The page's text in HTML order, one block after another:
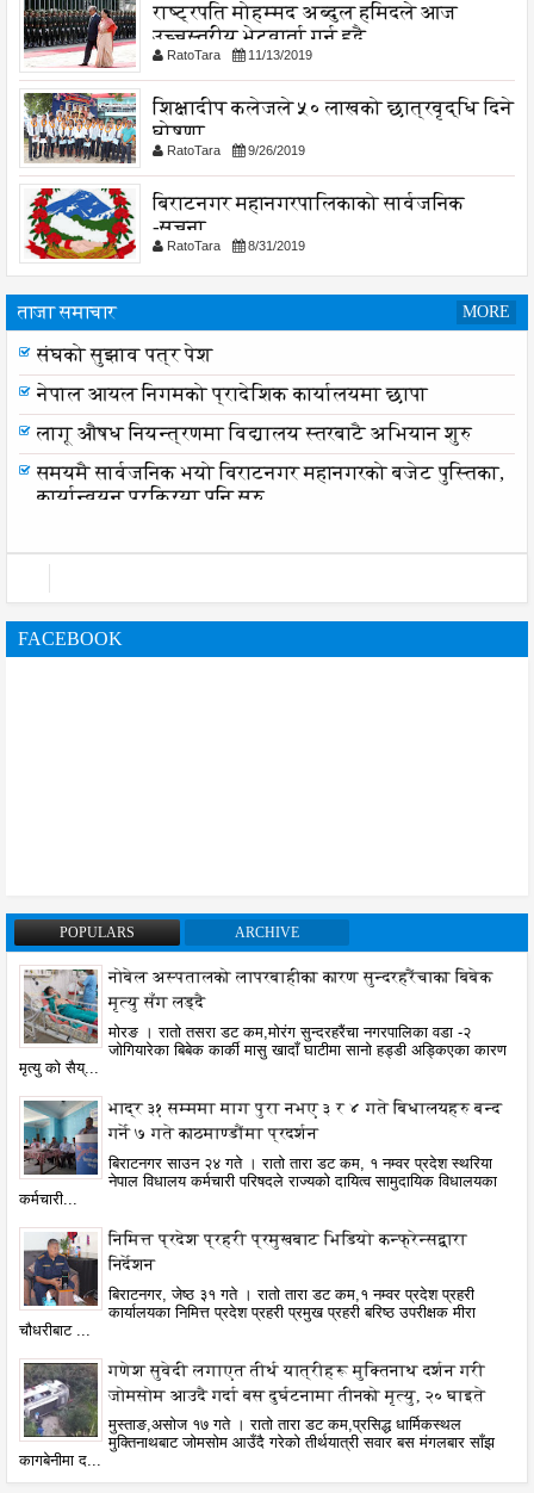
राष्ट्रपति मोहम्मद अब्दुल हमिदले आज
उच्चस्तरीय भेटवार्ता गर्नु हुदै,
RatoTara 11/13/2019
शिक्षादीप कलेजले ५० लाखको छात्रवृद्धि दिने
घोषणा
RatoTara 9/26/2019
बिराटनगर महानगरपालिकाको सार्वजनिक
-सुचना
RatoTara 8/31/2019
ताजा समाचार MORE
संघको सुझाव पत्र पेश
नेपाल आयल निगमको प्रादेशिक कार्यालयमा छापा
लागू औषध नियन्त्रणमा विद्यालय स्तरबाटै अभियान शुरु
समयमै सार्वजनिक भयो विराटनगर महानगरको बजेट पुस्तिका,
कार्यान्वयन प्रक्रिया पनि सुरु
FACEBOOK
POPULARS ARCHIVE
नोबेल अस्पतालको लापरबाहीका कारण सुन्दरहरैंचाका बिबेक
मृत्यु सँग लड्दै
मोरङ । रातो तसरा डट कम,मोरंग सुन्दरहरैंचा नगरपालिका वडा -२
जोगियारेका बिबेक कार्की मासु खादाँ घाटीमा सानो हड्डी अड्किएका कारण
मृत्यु को सैय्...
भाद्र ३१ सम्ममा माग पुरा नभए ३ र ४ गते बिधालयहरु बन्द
गर्ने ७ गते काठमाण्डौंमा प्रदर्शन
बिराटनगर साउन २४ गते । रातो तारा डट कम, १ नम्वर प्रदेश स्थरिया
नेपाल विधालय कर्मचारी परिषदले राज्यको दायित्व सामुदायिक विधालयका
कर्मचारी...
निमित्त प्रदेश प्रहरी प्रमुखबाट भिडियो कन्फ्रेन्सद्वारा
निर्देशन
बिराटनगर, जेष्ठ ३१ गते । रातो तारा डट कम,१ नम्वर प्रदेश प्रहरी
कार्यालयका निमित्त प्रदेश प्रहरी प्रमुख प्रहरी बरिष्ठ उपरीक्षक मीरा
चौधरीबाट ...
गणेश सुवेदी लगाएत तीर्थ यात्रीहरू मुक्तिनाथ दर्शन गरी
जोमसोम आउदै गर्दा बस दुर्घटनामा तीनको मृत्यु, २० घाइते
मुस्ताङ,असोज १७ गते । रातो तारा डट कम,प्रसिद्ध धार्मिकस्थल
मुक्तिनाथबाट जोमसोम आउँदै गरेको तीर्थयात्री सवार बस मंगलबार साँझ
कागबेनीमा द...